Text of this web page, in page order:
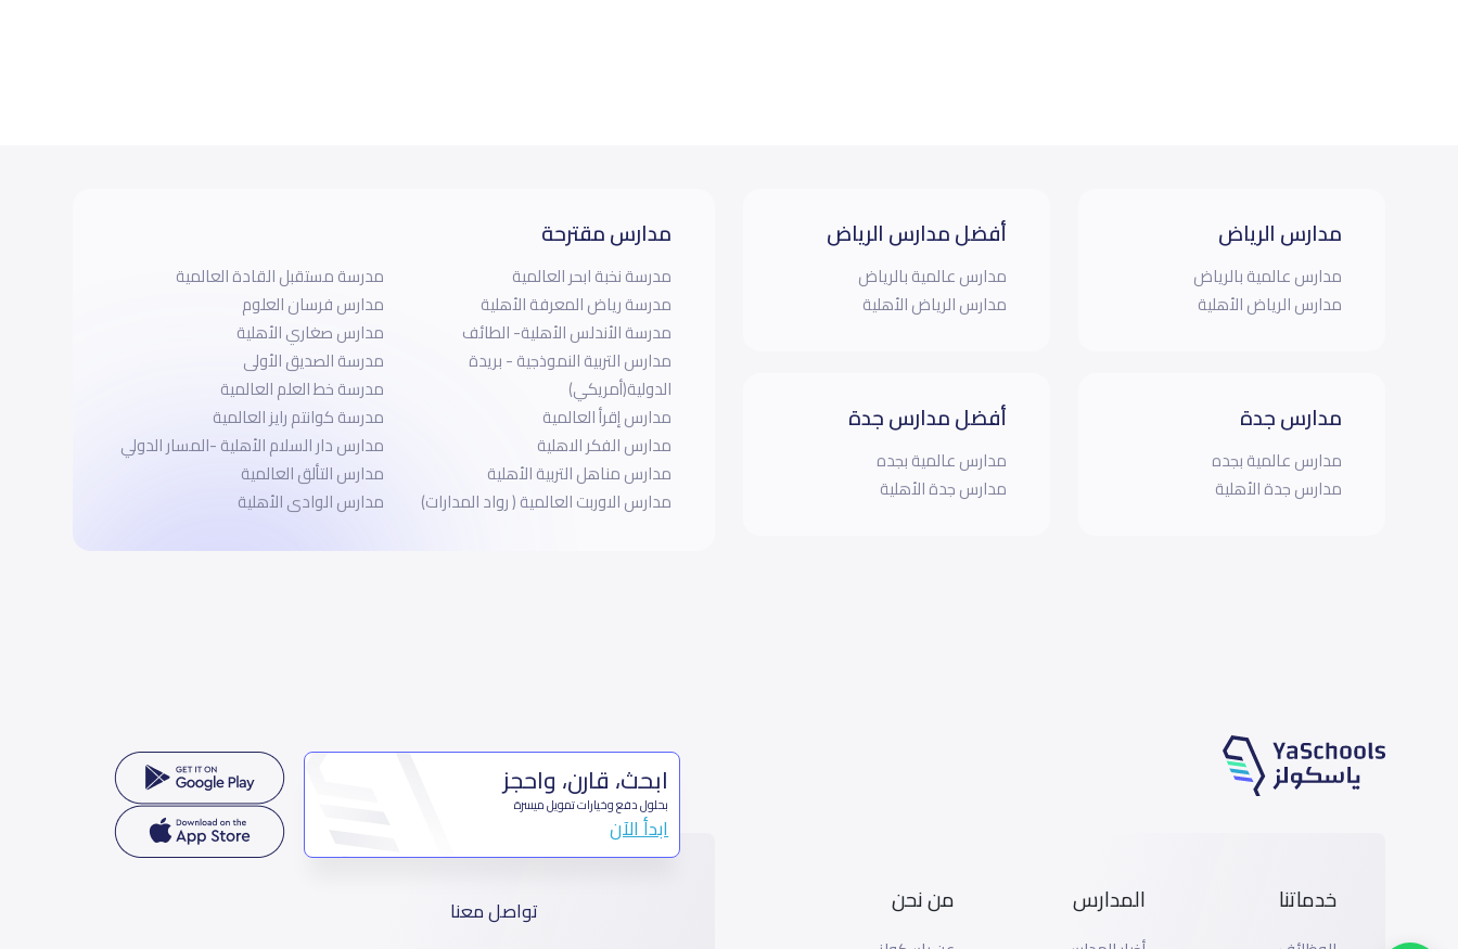
مدارس الرياض
مدارس عالمية بالرياض
مدارس الرياض الأهلية
مدارس جدة
مدارس عالمية بجده
مدارس جدة الأهلية
أفضل مدارس الرياض
مدارس عالمية بالرياض
مدارس الرياض الأهلية
أفضل مدارس جدة
مدارس عالمية بجده
مدارس جدة الأهلية
مدارس مقترحة
مدرسة نخبة ابحر العالمية
مدرسة رياض المعرفة الأهلية
مدرسة الأندلس الأهلية- الطائف
مدارس التربية النموذجية - بريدة
الدولية(أمريكي)
مدارس إقرأ العالمية
مدارس الفكر الاهلية
مدارس مناهل التربية الأهلية‎
مدارس الاوربت العالمية ( رواد المدارات)
مدرسة مستقبل القادة العالمية
مدارس فرسان العلوم
مدارس صغاري الأهلية
مدرسة الصديق الأولى
مدرسة خط العلم العالمية
مدرسة كوانتم رايز العالمية
مدارس دار السلام الأهلية -المسار الدولي
مدارس التألق العالمية
مدارس الوادى الأهلية
خدماتنا المدارس من نحن
ابحث، قارن، واحجز
بحلول دفع وخيارات تمويل ميسرة
ابدأ الآن
تواصل معنا